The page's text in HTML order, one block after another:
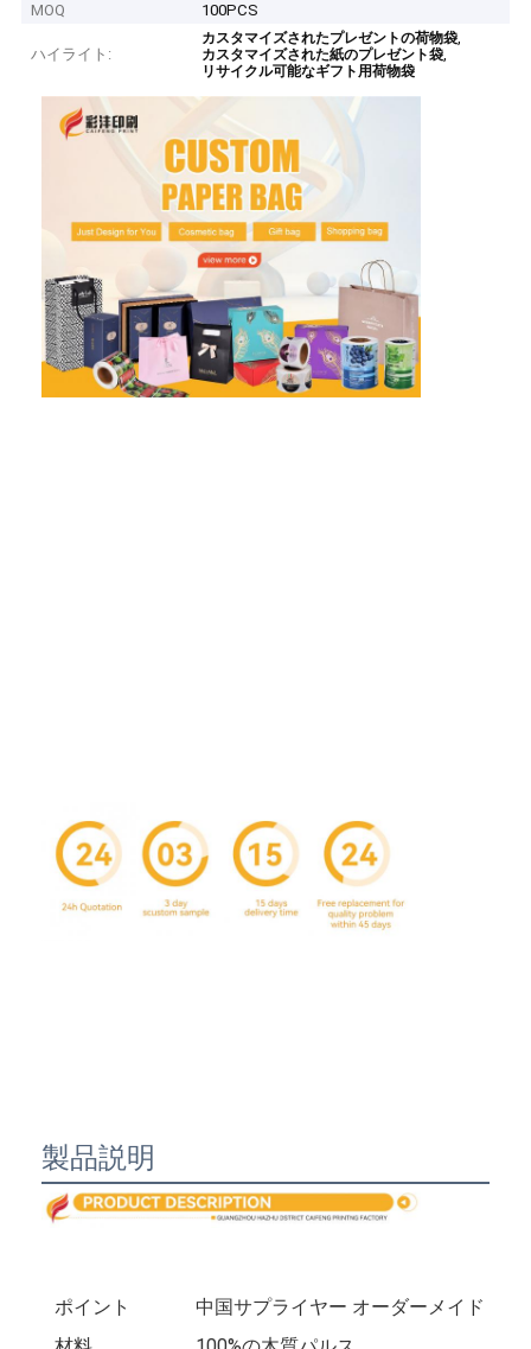
家へ
MOQ
100PCS
ハイライト:
カスタマイズされたプレゼントの荷物袋,
カスタマイズされた紙のプレゼント袋,
リサイクル可能なギフト用荷物袋
製品説明
ポイント
中国サプライヤー オーダーメイド 工